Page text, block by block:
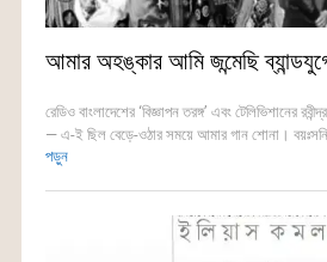
আমার অহঙ্কার আমি জন্মেছি
রেডিও বাংলাদেশের ‘বিজ্ঞাপন তরঙ্গ’ এবং টেলিভিশানের
— এ-ই ছিল বেড়ে-ওঠার সময়ে আমার গান শোনা।
পড়ুন